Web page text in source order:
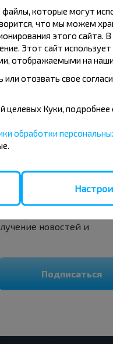
другие интересные
новостей и
Подписаться
которые могут
что мы можем
этого сайта.
Этот сайт
отображаемыми на
отозвать свое
целевых Куки,
обработки